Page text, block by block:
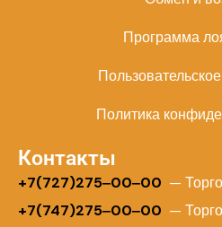
Программа
Политика
Контакты
+7(727)275‒00‒00 —
+7(747)275‒00‒00 —